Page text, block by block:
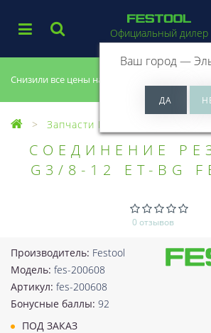
Снизили все цены на 20%, успей купить!
Официальный дилер
Ваш город —
Запчасти Festool
СОЕДИНЕНИЕ
G3/8-12 ET-BG
0 отзывов
Производитель: Festool
Модель: fes-200608
Артикул: fes-200608
Бонусные баллы: 92
ПОД ЗАКАЗ